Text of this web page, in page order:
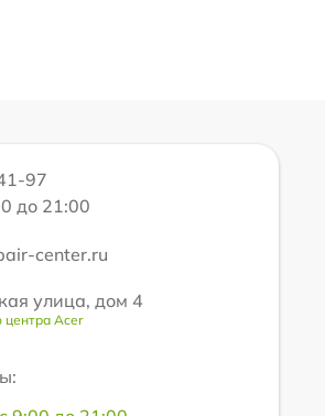
97
до 21:00
center.ru
улица, дом 4
центра Acer